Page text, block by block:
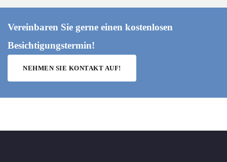
Vereinbaren Sie gerne einen kostenlosen
Besichtigungstermin!
NEHMEN SIE KONTAKT AUF!